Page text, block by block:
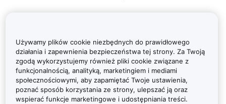
Używamy plików cookie niezbędnych do prawidłowego
działania i zapewnienia bezpieczeństwa tej strony. Za Twoją
zgodą wykorzystujemy również pliki cookie związane z
funkcjonalnością, analityką, marketingiem i mediami
społecznościowymi, aby zapamiętać Twoje ustawienia,
poznać sposób korzystania ze strony, ulepszać ją oraz
wspierać funkcje marketingowe i udostępniania treści.